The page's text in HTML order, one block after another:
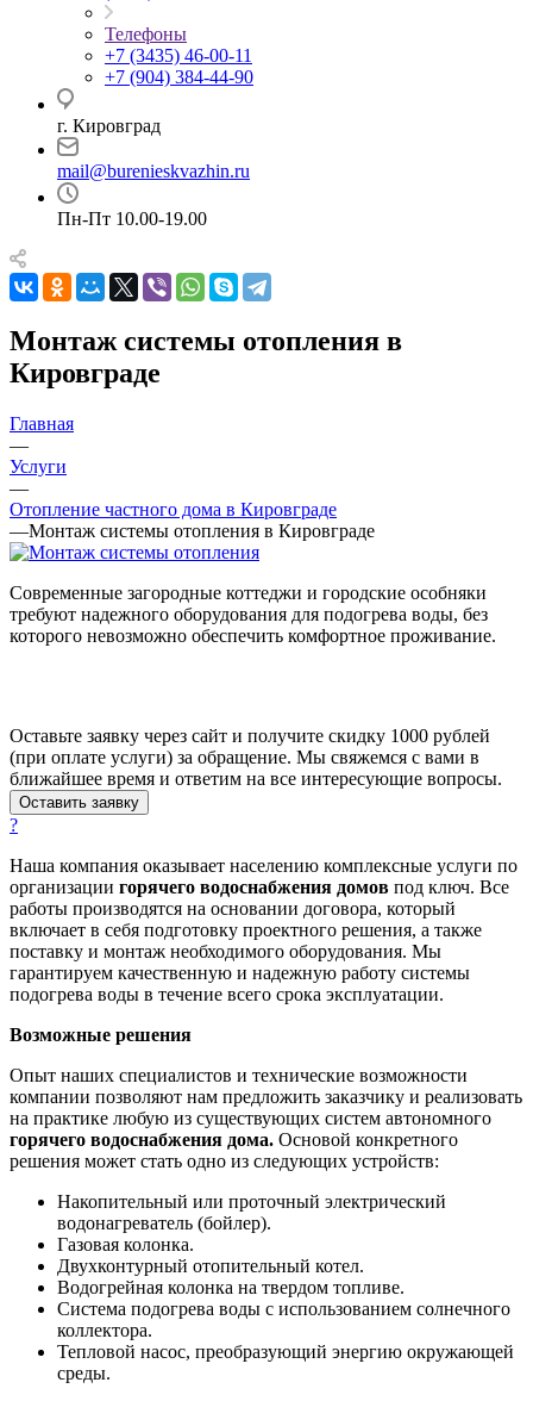
Телефоны
+7 (3435) 46-00-11
+7 (904) 384-44-90
г. Кировград
mail@burenieskvazhin.ru
Пн-Пт 10.00-19.00
Монтаж системы отопления в
Кировграде
Главная
—
Услуги
—
Отопление частного дома в Кировграде
—Монтаж системы отопления в Кировграде
Современные загородные коттеджи и городские особняки
требуют надежного оборудования для подогрева воды, без
которого невозможно обеспечить комфортное проживание.
Оставьте заявку через сайт и получите скидку 1000 рублей
(при оплате услуги) за обращение. Мы свяжемся с вами в
ближайшее время и ответим на все интересующие вопросы.
Оставить заявку
?
Наша компания оказывает населению комплексные услуги по
организации горячего водоснабжения домов под ключ. Все
работы производятся на основании договора, который
включает в себя подготовку проектного решения, а также
поставку и монтаж необходимого оборудования. Мы
гарантируем качественную и надежную работу системы
подогрева воды в течение всего срока эксплуатации.
Возможные решения
Опыт наших специалистов и технические возможности
компании позволяют нам предложить заказчику и реализовать
на практике любую из существующих систем автономного
горячего водоснабжения дома. Основой конкретного
решения может стать одно из следующих устройств:
Накопительный или проточный электрический
водонагреватель (бойлер).
Газовая колонка.
Двухконтурный отопительный котел.
Водогрейная колонка на твердом топливе.
Система подогрева воды с использованием солнечного
коллектора.
Тепловой насос, преобразующий энергию окружающей
среды.